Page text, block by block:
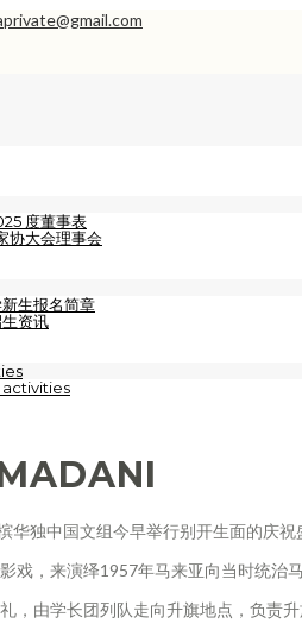
度董事表
协大会理事会
生报名简章
资讯
activities
华独中国文组今早举行别开生面的庆
戏，来演绎1957年马来亚向当时统治
，由学长团列队走向升旗地点，负责